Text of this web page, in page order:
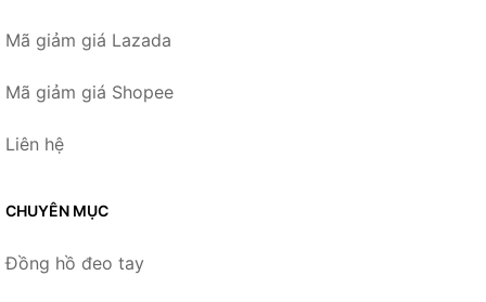
Mã giảm giá Lazada
Mã giảm giá Shopee
Liên hệ
CHUYÊN MỤC
Đồng hồ đeo tay